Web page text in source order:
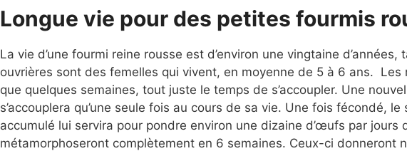
Longue vie pour des petites fourmis
La vie d’une fourmi reine rousse est d’environ une vingtaine d’années,
ouvrières sont des femelles qui vivent, en moyenne de 5 à 6 ans. Les
que quelques semaines, tout juste le temps de s’accoupler. Une
s’accouplera qu’une seule fois au cours de sa vie. Une fois fécondé, le
accumulé lui servira pour pondre environ une dizaine d’œufs par jours
métamorphoseront complètement en 6 semaines. Ceux-ci donneront